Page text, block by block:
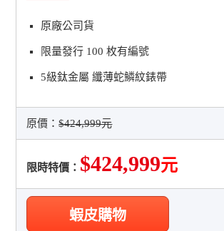
原廠公司貨
限量發行 100 枚有編號
5級鈦金屬 纖薄蛇鱗紋錶帶
原價：$424,999元
限時特價： $424,999元
蝦皮購物